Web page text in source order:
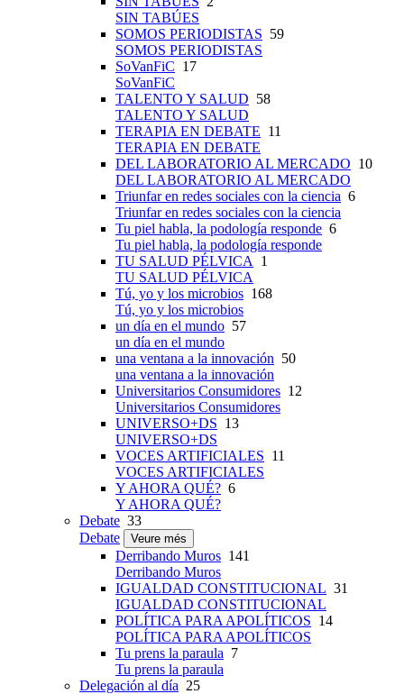
SIN TABÚES
SOMOS PERIODISTAS 59
SOMOS PERIODISTAS
SoVanFiC 17
SoVanFiC
TALENTO Y SALUD 58
TALENTO Y SALUD
TERAPIA EN DEBATE 11
TERAPIA EN DEBATE
DEL LABORATORIO AL MERCADO 10
DEL LABORATORIO AL MERCADO
Triunfar en redes sociales con la ciencia 6
Triunfar en redes sociales con la ciencia
Tu piel habla, la podología responde 6
Tu piel habla, la podología responde
TU SALUD PÉLVICA
1
TU SALUD PÉLVICA
Tú, yo y los microbios 168
Tú, yo y los microbios
un día en el mundo 57
un día en el mundo
una ventana a la innovación 50
una ventana a la innovación
Universitarios Consumidores 12
Universitarios Consumidores
UNIVERSO+DS 13
UNIVERSO+DS
VOCES ARTIFICIALES 11
VOCES ARTIFICIALES
Y AHORA QUÉ? 6
Y AHORA QUÉ?
Debate 33
Debate
Veure més
Derribando Muros 141
Derribando Muros
IGUALDAD CONSTITUCIONAL 31
IGUALDAD CONSTITUCIONAL
POLÍTICA PARA APOLÍTICOS 14
POLÍTICA PARA APOLÍTICOS
Tu prens la paraula 7
Tu prens la paraula
Delegación al día 25